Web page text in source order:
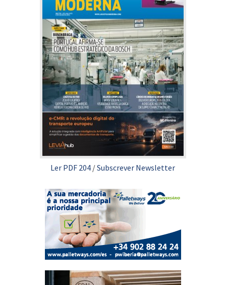
Ler PDF 204 /Subscrever Newsletter